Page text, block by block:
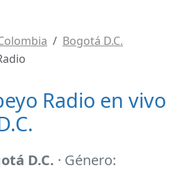
Bogotá D.C.
Radio en vivo
D.C. · Género: